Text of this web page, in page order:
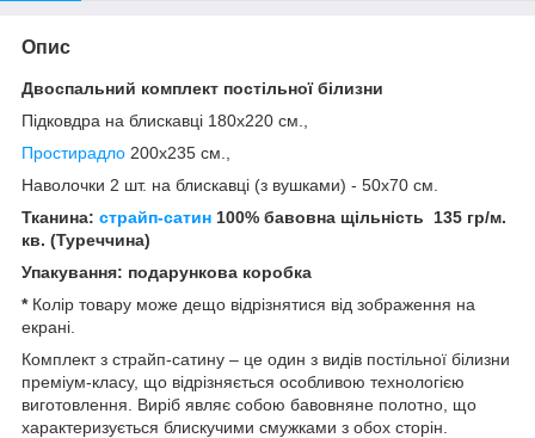
Опис
Двоспальний комплект постільної білизни
Підковдра на блискавці 180x220 см.,
Простирадло 200x235 см.,
Наволочки 2 шт. на блискавці (з вушками) - 50х70 см.
Тканина: страйп-сатин 100% бавовна щільність
135 гр/м.
кв. (Туреччина)
Упакування: подарункова коробка
* Колір товару може дещо відрізнятися від зображення на
екрані.
Комплект з страйп-сатину – це один з видів постільної білизни
преміум-класу, що відрізняється особливою технологією
виготовлення. Виріб являє собою бавовняне полотно, що
характеризується блискучими смужками з обох сторін.